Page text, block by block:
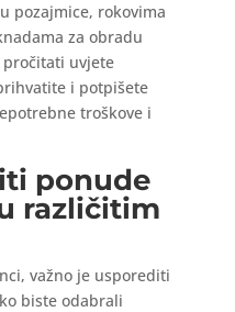
pozajmice, rokovima
za obradu
pročitati uvjete
i potpišete
troškove i
ponude
različitim
važno je usporediti
biste odabrali